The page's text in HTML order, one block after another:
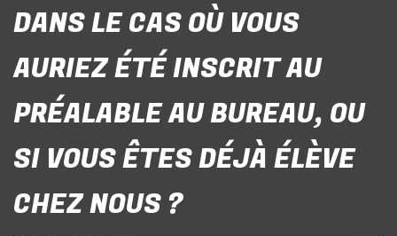
DANS LE CAS OÙ VOUS
AURIEZ ÉTÉ INSCRIT AU
PRÉALABLE AU BUREAU, OU
SI VOUS ÊTES DÉJÀ ÉLÈVE
CHEZ NOUS ?